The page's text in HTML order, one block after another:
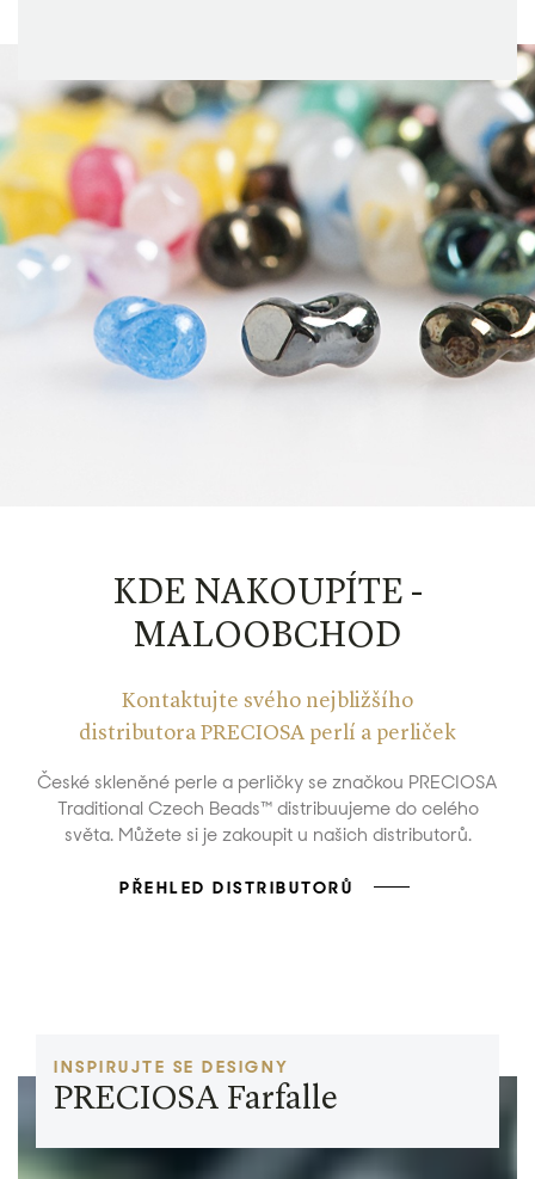
KDE NAKOUPÍTE -
MALOOBCHOD
Kontaktujte svého nejbližšího
distributora PRECIOSA perlí a perliček
České skleněné perle a perličky se značkou PRECIOSA
Traditional Czech Beads™ distribuujeme do celého
světa. Můžete si je zakoupit u našich distributorů.
PŘEHLED DISTRIBUTORŮ
INSPIRUJTE SE DESIGNY
PRECIOSA Farfalle